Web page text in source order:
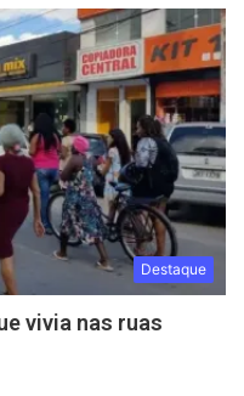
Destaque
vivia nas ruas